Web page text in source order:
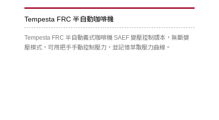
Tempesta FRC 半自動咖啡機
Tempesta FRC 半自動義式咖啡機 SAEF 變壓控制版本，無斷變
壓模式，可用把手手動控制壓力，並記憶萃取壓力曲線。